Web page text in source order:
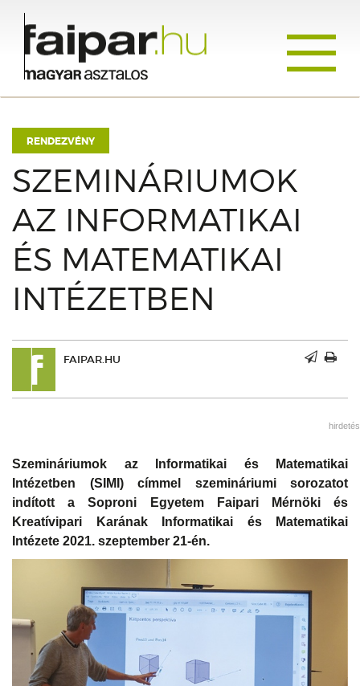
RENDEZVÉNY
SZEMINÁRIUMOK
AZ INFORMATIKAI
ÉS MATEMATIKAI
INTÉZETBEN
FAIPAR.HU
hirdetés
Szemináriumok az Informatikai és Matematikai
Intézetben (SIMI) címmel szemináriumi sorozatot
indított a Soproni Egyetem Faipari Mérnöki és
Kreatívipari Karának Informatikai és Matematikai
Intézete 2021. szeptember 21-én.